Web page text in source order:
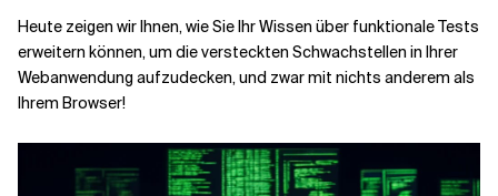
Heute zeigen wir Ihnen, wie Sie Ihr Wissen über funktionale Tests
erweitern können, um die versteckten Schwachstellen in Ihrer
Webanwendung aufzudecken, und zwar mit nichts anderem als
Ihrem Browser!